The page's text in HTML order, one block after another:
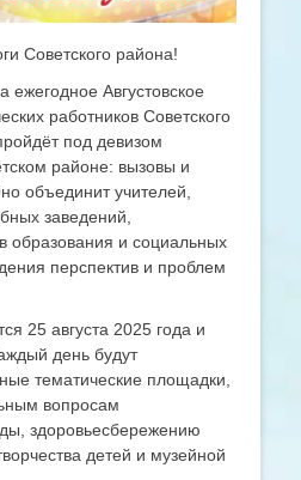
Советского района!
Августовское
работников Советского
под девизом
районе: вызовы и
объединит учителей,
заведений,
образования и социальных
перспектив и проблем
25 августа 2025 года и
день будут
тематические площадки,
вопросам
здоровьесбережению
детей и музейной